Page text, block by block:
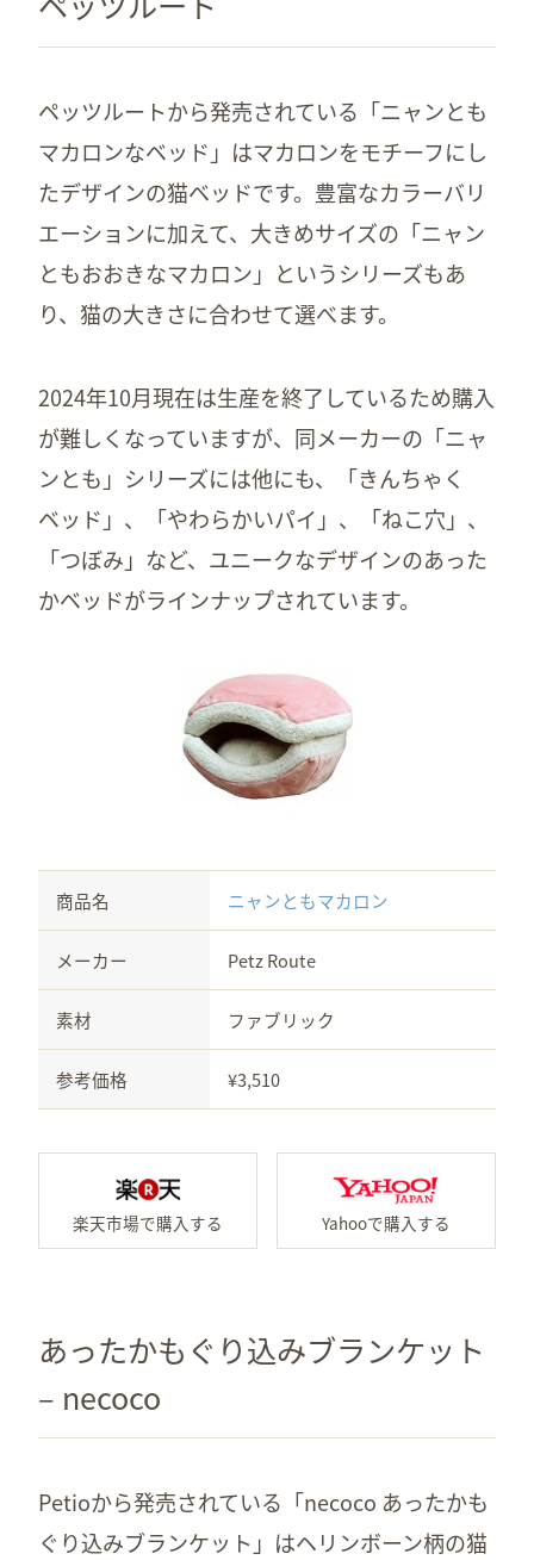
ペッツルートから発売されている「ニャンとも
マカロンなベッド」はマカロンをモチーフにし
たデザインの猫ベッドです。豊富なカラーバリ
エーションに加えて、大きめサイズの「ニャン
ともおおきなマカロン」というシリーズもあ
り、猫の大きさに合わせて選べます。
2024年10月現在は生産を終了しているため購入
が難しくなっていますが、同メーカーの「ニャ
ンとも」シリーズには他にも、「きんちゃく
ベッド」、「やわらかいパイ」、「ねこ穴」、
「つぼみ」など、ユニークなデザインのあった
かベッドがラインナップされています。
商品名 ニャンともマカロン
メーカー Petz Route
素材 ファブリック
参考価格 ¥3,510
楽天市場で「ニャンともマ
あったかもぐり込みブランケット
– necoco
Petioから発売されている「necoco あったかも
ぐり込みブランケット」はヘリンボーン柄の猫